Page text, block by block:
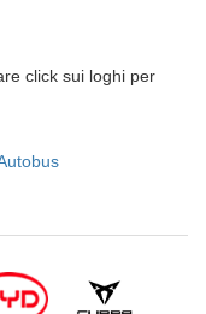
click sui loghi per